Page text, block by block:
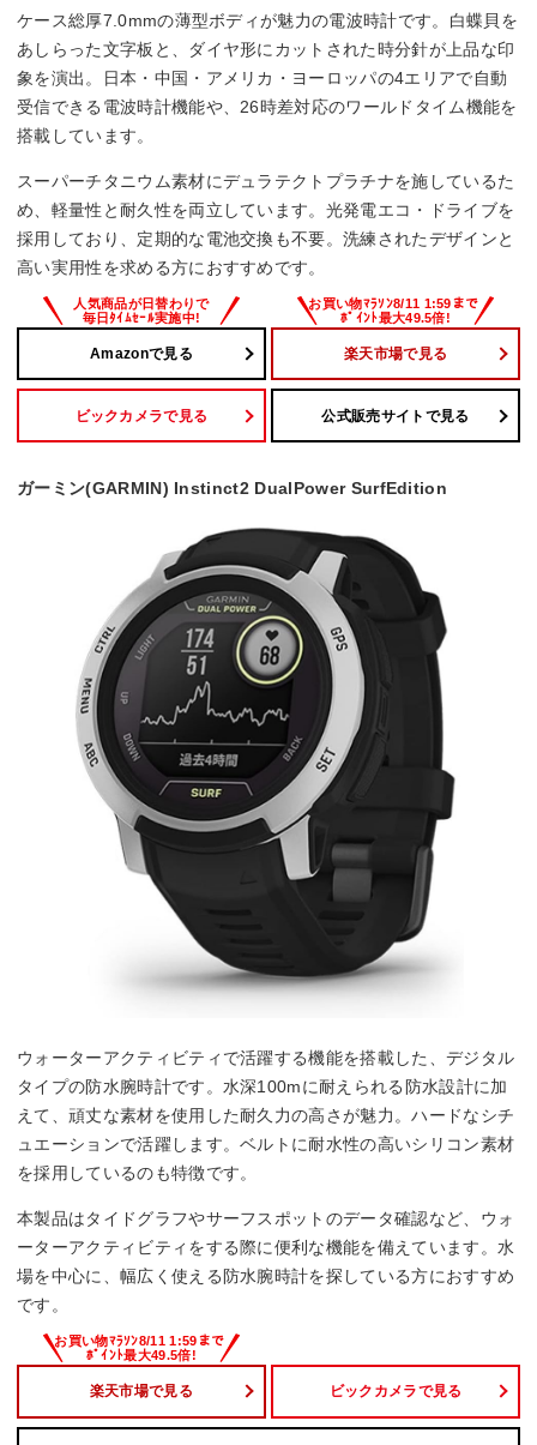
ケース総厚7.0mmの薄型ボディが魅力の電波時計です。白蝶貝を
あしらった文字板と、ダイヤ形にカットされた時分針が上品な印
象を演出。日本・中国・アメリカ・ヨーロッパの4エリアで自動
受信できる電波時計機能や、26時差対応のワールドタイム機能を
搭載しています。
スーパーチタニウム素材にデュラテクトプラチナを施しているた
め、軽量性と耐久性を両立しています。光発電エコ・ドライブを
採用しており、定期的な電池交換も不要。洗練されたデザインと
高い実用性を求める方におすすめです。
Amazonで見る 楽天市場で見る
ビックカメラで見る 公式販売サイトで見る
ガーミン(GARMIN) Instinct2 DualPower SurfEdition
ウォーターアクティビティで活躍する機能を搭載した、デジタル
タイプの防水腕時計です。水深100mに耐えられる防水設計に加
えて、頑丈な素材を使用した耐久力の高さが魅力。ハードなシチ
ュエーションで活躍します。ベルトに耐水性の高いシリコン素材
を採用しているのも特徴です。
本製品はタイドグラフやサーフスポットのデータ確認など、ウォ
ーターアクティビティをする際に便利な機能を備えています。水
場を中心に、幅広く使える防水腕時計を探している方におすすめ
です。
楽天市場で見る ビックカメラで見る